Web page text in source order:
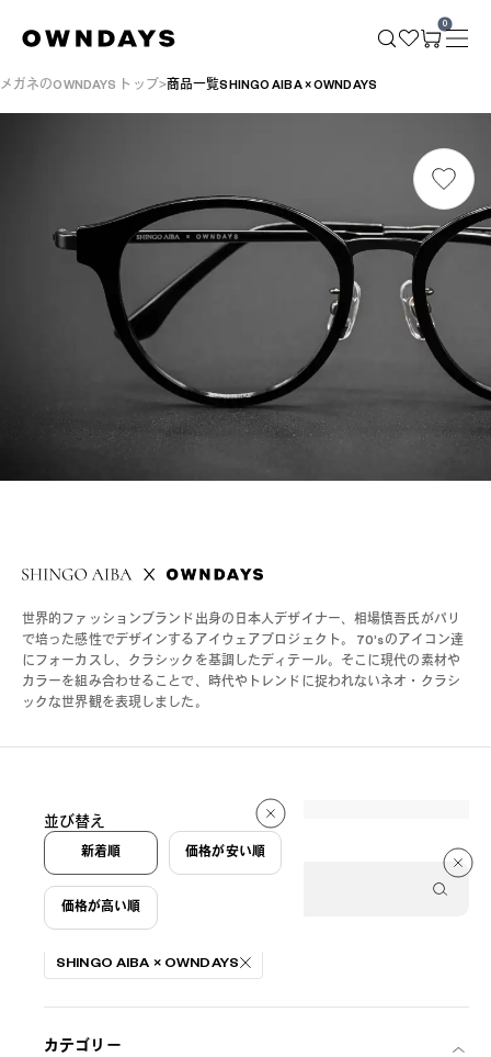
0
メガネのOWNDAYS トップ 商品一覧SHINGO AIBA × OWNDAYS
世界的ファッションブランド出身の日本人デザイナー、相場慎吾氏がパリ
で培った感性でデザインするアイウェアプロジェクト。 70’sのアイコン達
にフォーカスし、クラシックを基調したディテール。そこに現代の素材や
カラーを組み合わせることで、時代やトレンドに捉われないネオ・クラシ
ックな世界観を表現しました。
絞り込み条件
SHINGO AIBA × OWNDAYS
カテゴリー
並び替え
新着順 価格が安い順
価格が高い順